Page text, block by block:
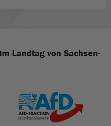
Landtag von Sachsen-